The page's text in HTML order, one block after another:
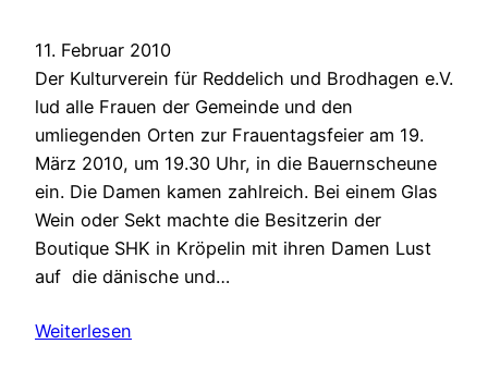
11. Februar 2010
Der Kulturverein für Reddelich und Brodhagen e.V.
lud alle Frauen der Gemeinde und den
umliegenden Orten zur Frauentagsfeier am 19.
März 2010, um 19.30 Uhr, in die Bauernscheune
ein. Die Damen kamen zahlreich. Bei einem Glas
Wein oder Sekt machte die Besitzerin der
Boutique SHK in Kröpelin mit ihren Damen Lust
auf die dänische und…
Weiterlesen